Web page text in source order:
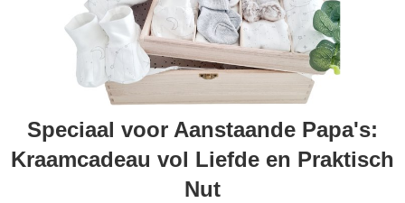
Speciaal voor Aanstaande Papa's:
Kraamcadeau vol Liefde en Praktisch
Nut